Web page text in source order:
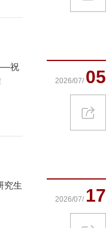
祝
2026/07/ 05
究生
2026/07/ 17